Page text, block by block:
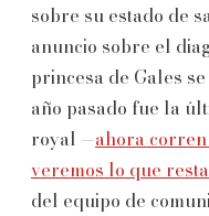
sobre su estado de
anuncio sobre el
princesa de Gales
año pasado fue la
royal —ahora
veremos lo que
del equipo de